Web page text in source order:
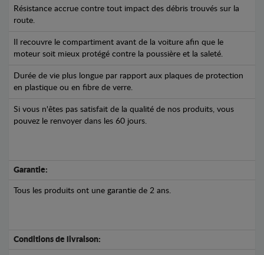
Résistance accrue contre tout impact des débris trouvés sur la
route.
Il recouvre le compartiment avant de la voiture afin que le
moteur soit mieux protégé contre la poussière et la saleté.
Durée de vie plus longue par rapport aux plaques de protection
en plastique ou en fibre de verre.
Si vous n'êtes pas satisfait de la qualité de nos produits, vous
pouvez le renvoyer dans les 60 jours.
Garantie:
Tous les produits ont une garantie de 2 ans.
Conditions de livraison: